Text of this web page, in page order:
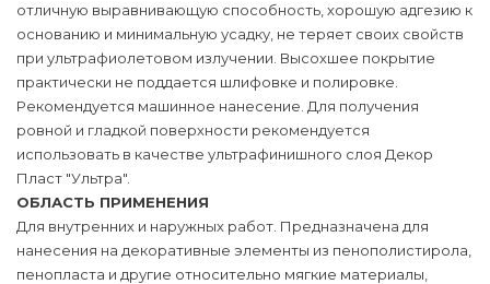
отличную выравнивающую способность, хорошую адгезию к
основанию и минимальную усадку, не теряет своих свойств
при ультрафиолетовом излучении. Высохшее покрытие
практически не поддается шлифовке и полировке.
Рекомендуется машинное нанесение. Для получения
ровной и гладкой поверхности рекомендуется
использовать в качестве ультрафинишного слоя Декор
Пласт "Ультра".
ОБЛАСТЬ ПРИМЕНЕНИЯ
Для внутренних и наружных работ. Предназначена для
нанесения на декоративные элементы из пенополистирола,
пенопласта и другие относительно мягкие материалы,